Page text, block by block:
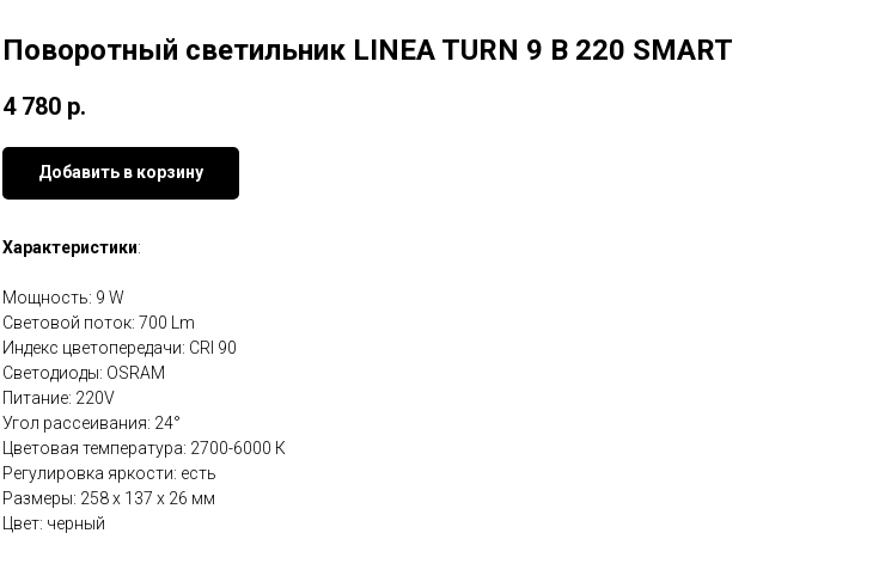
Поворотный светильник LINEA TURN 9 В 220 SMART
4 780 р.
Добавить в корзину
Характеристики:
Мощность: 9 W
Световой поток: 700 Lm
Индекс цветопередачи: CRI 90
Светодиоды: OSRAM
Питание: 220V
Угол рассеивания: 24°
Цветовая температура: 2700-6000 К
Регулировка яркости: есть
Размеры: 258 x 137 x 26 мм
Цвет: черный